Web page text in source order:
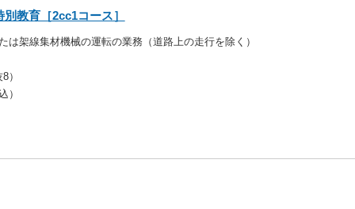
教育［2cc1コース］
は架線集材機械の運転の業務（道路上の走行を除く）
）
）